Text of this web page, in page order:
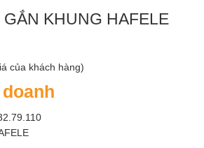
KHUNG HAFELE
của khách hàng)